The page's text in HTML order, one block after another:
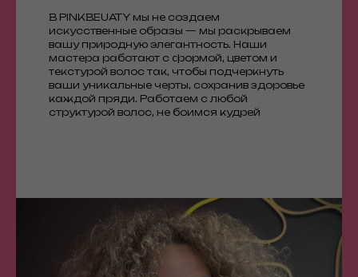
В PINKBEUATY мы не создаем
искусственные образы — мы раскрываем
вашу природную элегантность. Наши
мастера работают с формой, цветом и
текстурой волос так, чтобы подчеркнуть
ваши уникальные черты, сохранив здоровье
каждой пряди. Работаем с любой
структурой волос, не боимся кудрей